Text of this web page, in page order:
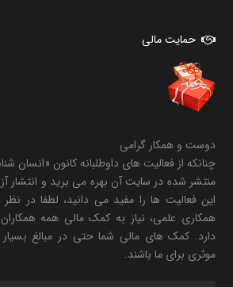
حمایت مالی
دوست و همکار گرامی
چنانکه از فعالیت های داوطلبانه کانون «انسان
منتشر شده در سایت آن بهره می برید و انتشار آزاد
این فعالیت ها را مفید می دانید، لطفا در نظر
همکاری علمی، نیاز به کمک مالی همه همکاران
دارد. کمک های مالی شما حتی در مبالغ بسیار
موثری برای ما باشند.